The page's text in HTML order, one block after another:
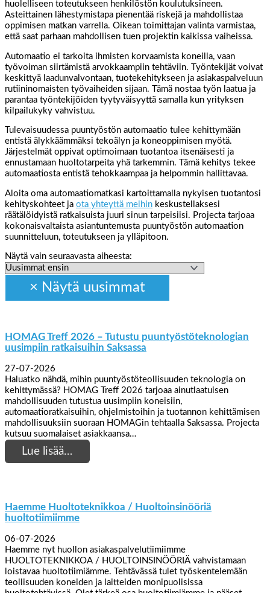
huolelliseen toteutukseen henkilöstön koulutuksineen.
Asteittainen lähestymistapa pienentää riskejä ja mahdollistaa
oppimisen matkan varrella. Oikean toimittajan valinta varmistaa,
että saat parhaan mahdollisen tuen projektin kaikissa vaiheissa.
Automaatio ei tarkoita ihmisten korvaamista koneilla, vaan
työvoiman siirtämistä arvokkaampiin tehtäviin. Työntekijät voivat
keskittyä laadunvalvontaan, tuotekehitykseen ja asiakaspalveluun
rutiininomaisten työvaiheiden sijaan. Tämä nostaa työn laatua ja
parantaa työntekijöiden tyytyväisyyttä samalla kun yrityksen
kilpailukyky vahvistuu.
Tulevaisuudessa puuntyöstön automaatio tulee kehittymään
entistä älykkäämmäksi tekoälyn ja koneoppimisen myötä.
Järjestelmät oppivat optimoimaan tuotantoa itsenäisesti ja
ennustamaan huoltotarpeita yhä tarkemmin. Tämä kehitys tekee
automaatiosta entistä tehokkaampaa ja helpommin hallittavaa.
Aloita oma automaatiomatkasi kartoittamalla nykyisen tuotantosi
kehityskohteet ja ota yhteyttä meihin keskustellaksesi
räätälöidyistä ratkaisuista juuri sinun tarpeisiisi. Projecta tarjoaa
kokonaisvaltaista asiantuntemusta puuntyöstön automaation
suunnitteluun, toteutukseen ja ylläpitoon.
Näytä vain seuraavasta aiheesta:
HOMAG Treff 2026 – Tutustu puuntyöstöteknologian
uusimpiin ratkaisuihin Saksassa
27-07-2026
Haluatko nähdä, mihin puuntyöstöteollisuuden teknologia on
kehittymässä? HOMAG Treff 2026 tarjoaa ainutlaatuisen
mahdollisuuden tutustua uusimpiin koneisiin,
automaatioratkaisuihin, ohjelmistoihin ja tuotannon kehittämisen
mahdollisuuksiin suoraan HOMAGin tehtaalla Saksassa. Projecta
kutsuu suomalaiset asiakkaansa…
Lue lisää…
Haemme Huoltoteknikkoa / Huoltoinsinööriä
huoltotiimiimme
06-07-2026
Haemme nyt huollon asiakaspalvelutiimiimme
HUOLTOTEKNIKKOA / HUOLTOINSINÖÖRIÄ vahvistamaan
loistavaa huoltotiimiämme. Tehtävässä tulet työskentelemään
teollisuuden koneiden ja laitteiden monipuolisissa